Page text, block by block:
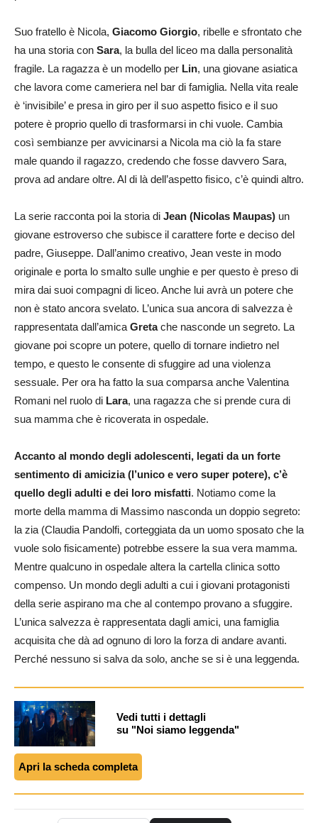
Suo fratello è Nicola, Giacomo Giorgio, ribelle e sfrontato che
ha una storia con Sara, la bulla del liceo ma dalla personalità
fragile. La ragazza è un modello per Lin, una giovane asiatica
che lavora come cameriera nel bar di famiglia. Nella vita reale
è ‘invisibile’ e presa in giro per il suo aspetto fisico e il suo
potere è proprio quello di trasformarsi in chi vuole. Cambia
così sembianze per avvicinarsi a Nicola ma ciò la fa stare
male quando il ragazzo, credendo che fosse davvero Sara,
prova ad andare oltre. Al di là dell’aspetto fisico, c’è quindi altro.
La serie racconta poi la storia di Jean (Nicolas Maupas) un
giovane estroverso che subisce il carattere forte e deciso del
padre, Giuseppe. Dall’animo creativo, Jean veste in modo
originale e porta lo smalto sulle unghie e per questo è preso di
mira dai suoi compagni di liceo. Anche lui avrà un potere che
non è stato ancora svelato. L’unica sua ancora di salvezza è
rappresentata dall’amica Gretache nasconde un segreto. La
giovane poi scopre un potere, quello di tornare indietro nel
tempo, e questo le consente di sfuggire ad una violenza
sessuale. Per ora ha fatto la sua comparsa anche Valentina
Romani nel ruolo di Lara, una ragazza che si prende cura di
sua mamma che è ricoverata in ospedale.
Accanto al mondo degli adolescenti, legati da un forte
sentimento di amicizia (l’unico e vero super potere), c’è
quello degli adulti e dei loro misfatti. Notiamo come la
morte della mamma di Massimo nasconda un doppio segreto:
la zia (Claudia Pandolfi, corteggiata da un uomo sposato che la
vuole solo fisicamente) potrebbe essere la sua vera mamma.
Mentre qualcuno in ospedale altera la cartella clinica sotto
compenso. Un mondo degli adulti a cui i giovani protagonisti
della serie aspirano ma che al contempo provano a sfuggire.
L’unica salvezza è rappresentata dagli amici, una famiglia
acquisita che dà ad ognuno di loro la forza di andare avanti.
Perché nessuno si salva da solo, anche se si è una leggenda.
Vedi tutti i dettagli
su "Noi siamo leggenda"
Apri la scheda completa